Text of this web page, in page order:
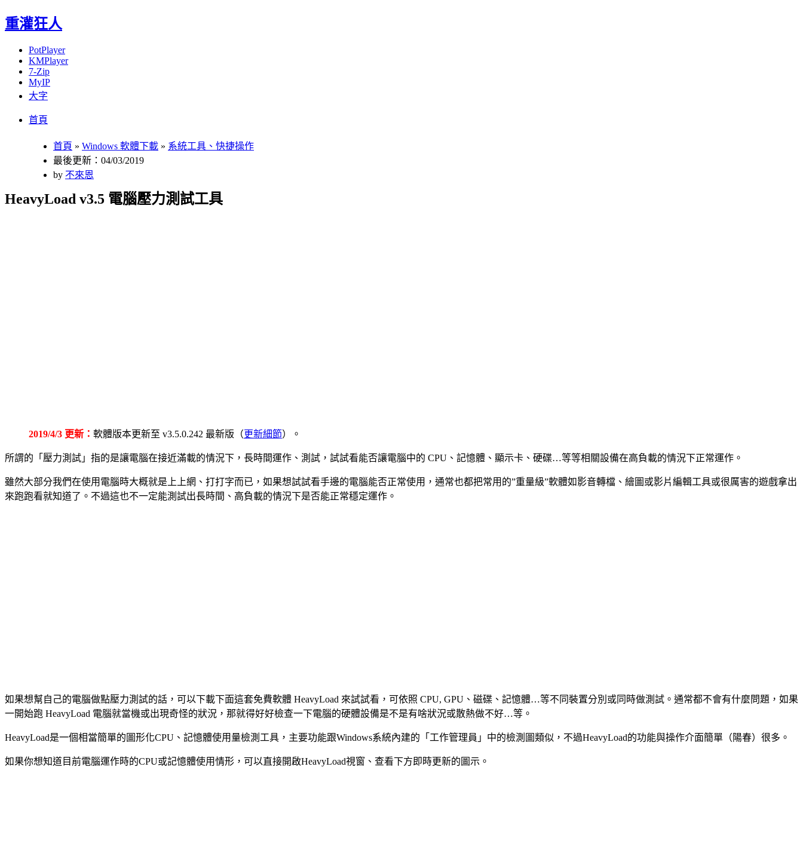
重灌狂人
PotPlayer
KMPlayer
7-Zip
MyIP
大字
首頁
首頁 » Windows 軟體下載 » 系統工具、快捷操作
最後更新：04/03/2019
by 不來恩
HeavyLoad v3.5 電腦壓力測試工具
2019/4/3 更新： 軟體版本更新至 v3.5.0.242 最新版（更新細節）。
所謂的「壓力測試」指的是讓電腦在接近滿載的情況下，長時間運作、測試，試試看能否讓電腦中的 CPU、記憶體、顯示卡、硬碟…等等相關設備在高負載的情況下正常運作。
雖然大部分我們在使用電腦時大概就是上上網、打打字而已，如果想試試看手邊的電腦能否正常使用，通常也都把常用的”重量級”軟體如影音轉檔、繪圖或影片編輯工具或很厲害的遊戲拿出
來跑跑看就知道了。不過這也不一定能測試出長時間、高負載的情況下是否能正常穩定運作。
如果想幫自己的電腦做點壓力測試的話，可以下載下面這套免費軟體 HeavyLoad 來試試看，可依照 CPU, GPU、磁碟、記憶體…等不同裝置分別或同時做測試。通常都不會有什麼問題，如果
一開始跑 HeavyLoad 電腦就當機或出現奇怪的狀況，那就得好好檢查一下電腦的硬體設備是不是有啥狀況或散熱做不好…等。
HeavyLoad是一個相當簡單的圖形化CPU、記憶體使用量檢測工具，主要功能跟Windows系統內建的「工作管理員」中的檢測圖類似，不過HeavyLoad的功能與操作介面簡單（陽春）很多。
如果你想知道目前電腦運作時的CPU或記憶體使用情形，可以直接開啟HeavyLoad視窗、查看下方即時更新的圖示。